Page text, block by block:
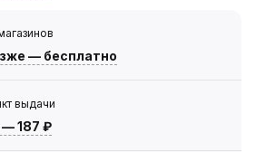
— бесплатно
выдачи
—187 ₽